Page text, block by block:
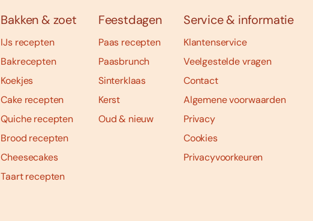
Bakken & zoet
IJs recepten
Bakrecepten
Koekjes
Cake recepten
Quiche recepten
Brood recepten
Cheesecakes
Taart recepten
Feestdagen
Paas recepten
Paasbrunch
Sinterklaas
Kerst
Oud & nieuw
Service & informatie
Klantenservice
Veelgestelde vragen
Contact
Algemene voorwaarden
Privacy
Cookies
Privacyvoorkeuren